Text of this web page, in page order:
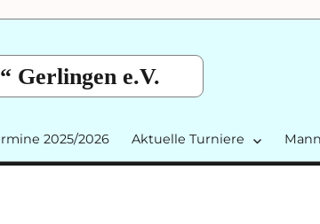
Gerlingen e.V.
2025/2026 Aktuelle Turniere